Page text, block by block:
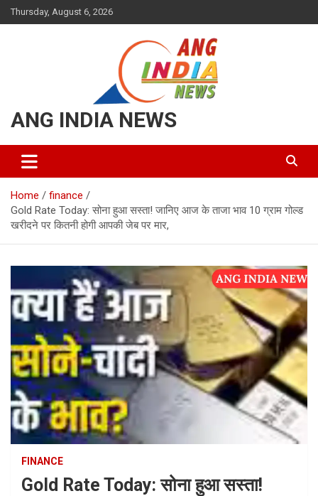
Skip
to
Thursday, August 6, 2026
ANG INDIA NEWS
Home
finance
Gold Rate Today: सोना हुआ सस्ता! जानिए आज के ताजा भाव 10 ग्राम गोल्ड
खरीदने पर कितनी होगी आपकी जेब पर मार,
FINANCE
Gold Rate Today: सोना हुआ सस्ता!